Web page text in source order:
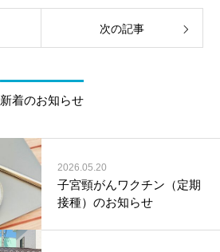
次の記事
新着のお知らせ
2026.05.20
子宮頸がんワクチン（定期
接種）のお知らせ